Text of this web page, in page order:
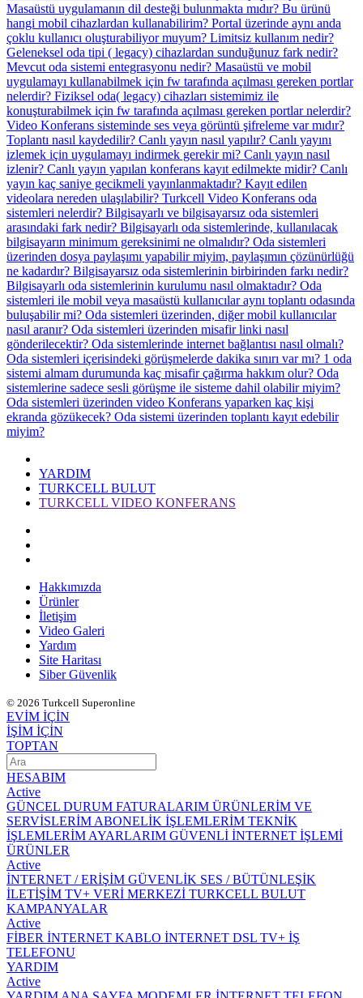
Masaüstü uygulamanın dil desteği bulunmakta mıdır? Bu ürünü
hangi mobil cihazlardan kullanabilirim? Portal üzerinde aynı anda
çoklu kullanıcı oluşturabiliyor muyum? Limitsiz kullanım nedir?
Geleneksel oda tipi ( legacy) cihazlardan sunduğunuz fark nedir?
Mevcut oda sistemi entegrasyonu nedir? Masaüstü ve mobil
uygulamayı kullanabilmek için fw tarafında açılması gereken portlar
nelerdir? Fiziksel oda( legacy) cihazları sistemimiz ile
konuşturabilmek için fw tarafında açılması gereken portlar nelerdir?
Video Konferans sisteminde ses veya görüntü şifreleme var mıdır?
Toplantı nasıl kaydedilir? Canlı yayın nasıl yapılır? Canlı yayını
izlemek için uygulamayı indirmek gerekir mi? Canlı yayın nasıl
izlenir? Canlı yayın yapılan konferans kayıt edilmekte midir? Canlı
yayın kaç saniye gecikmeli yayınlanmaktadır? Kayıt edilen
videolara nereden ulaşılabilir? Turkcell Video Konferans oda
sistemleri nelerdir? Bilgisayarlı ve bilgisayarsız oda sistemleri
arasındaki fark nedir? Bilgisayarlı oda sistemlerinde, kullanılacak
bilgisayarın minimum gereksinimi ne olmalıdır? Oda sistemleri
üzerinden dosya paylaşımı yapabilir miyim, paylaşımın çözünürlüğü
ne kadardır? Bilgisayarsız oda sistemlerinin birbirinden farkı nedir?
Bilgisayarlı oda sistemlerinin kurulumu nasıl olmaktadır? Oda
sistemleri ile mobil veya masaüstü kullanıcılar aynı toplantı odasında
buluşabilir mi? Oda sistemleri üzerinden, diğer mobil kullanıcılar
nasıl aranır? Oda sistemleri üzerinden misafir linki nasıl
gönderilecektir? Oda sistemlerinde internet bağlantısı nasıl olmalı?
Oda sistemleri içerisindeki görüşmelerde dakika sınırı var mı? 1 oda
sistemi almam durumunda kaç misafir çağırma hakkım olur? Oda
sistemlerine sadece sesli görüşme ile sisteme dahil olabilir miyim?
Oda sistemleri üzerinden video Konferans yaparken kaç kişi
ekranda gözükecek? Oda sistemi üzerinden toplantı kayıt edebilir
miyim?
YARDIM
TURKCELL BULUT
TURKCELL VIDEO KONFERANS
Hakkımızda
Ürünler
İletişim
Video Galeri
Yardım
Site Haritası
Siber Güvenlik
© 2026 Turkcell Superonline
EVİM İÇİN
İŞİM İÇİN
TOPTAN
HESABIM
Active
GÜNCEL DURUM FATURALARIM ÜRÜNLERİM VE
SERVİSLERİM ABONELİK İŞLEMLERİM TEKNİK
İŞLEMLERİM AYARLARIM GÜVENLİ İNTERNET İŞLEMİ
ÜRÜNLER
Active
İNTERNET / ERİŞİM GÜVENLİK SES / BÜTÜNLEŞİK
İLETİŞİM TV+ VERİ MERKEZİ TURKCELL BULUT
KAMPANYALAR
Active
FİBER İNTERNET KABLO İNTERNET DSL TV+ İŞ
TELEFONU
YARDIM
Active